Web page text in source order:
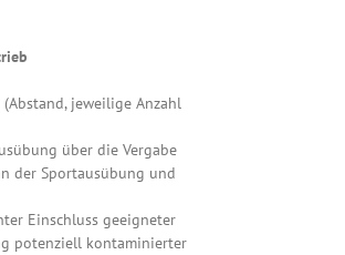
jeweilige Anzahl
über die Vergabe
der Sportausübung und
Einschluss geeigneter
potenziell kontaminierter